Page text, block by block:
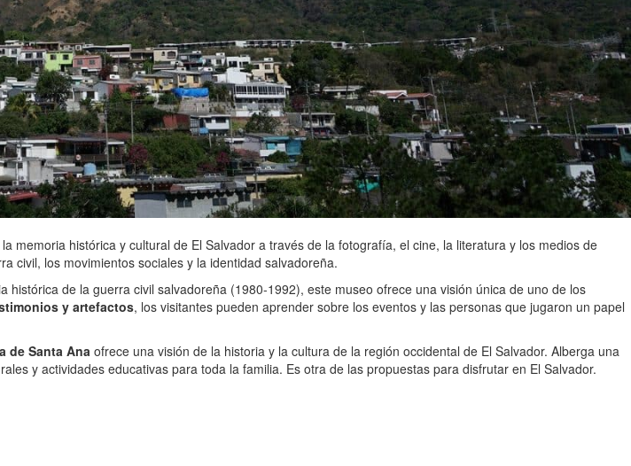
memoria histórica y cultural de El Salvador a través de la fotografía, el cine, la literatura y los medios de
civil, los movimientos sociales y la identidad salvadoreña.
histórica de la guerra civil salvadoreña (1980-1992), este museo ofrece una visión única de uno de los
y artefactos, los visitantes pueden aprender sobre los eventos y las personas que jugaron un papel
de Santa Ana ofrece una visión de la historia y la cultura de la región occidental de El Salvador. Alberga una
y actividades educativas para toda la familia. Es otra de las propuestas para disfrutar en El Salvador.